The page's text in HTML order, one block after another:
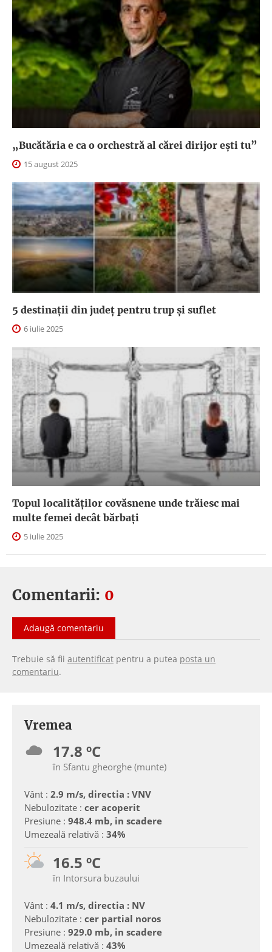
„Bucătăria e ca o orchestră al cărei dirijor ești tu”
15 august 2025
5 destinații din județ pentru trup și suflet
6 iulie 2025
Topul localităților covăsnene unde trăiesc mai
multe femei decât bărbați
5 iulie 2025
Comentarii: 0
Adaugă comentariu
Trebuie să fii autentificat pentru a putea posta un
comentariu.
Vremea
17.8 ºC
în Sfantu gheorghe (munte)
Vânt : 2.9 m/s, directia : VNV
Nebulozitate : cer acoperit
Presiune : 948.4 mb, in scadere
Umezeală relativă : 34%
16.5 ºC
în Intorsura buzaului
Vânt : 4.1 m/s, directia : NV
Nebulozitate : cer partial noros
Presiune : 929.0 mb, in scadere
Umezeală relativă : 43%